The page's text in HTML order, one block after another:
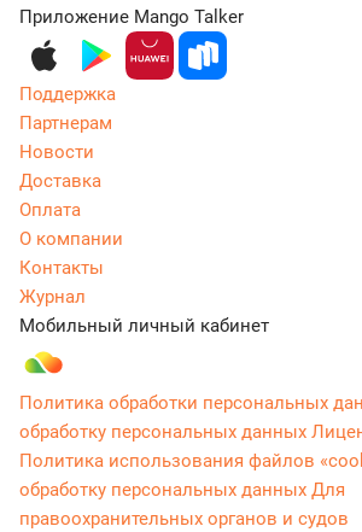
Приложение Mango Talker
Поддержка
Партнерам
Новости
Доставка
Оплата
О компании
Контакты
Журнал
Мобильный личный кабинет
Политика обработки персональных
обработку персональных данных
Политика использования файлов
обработку персональных данных Для
правоохранительных органов и судов